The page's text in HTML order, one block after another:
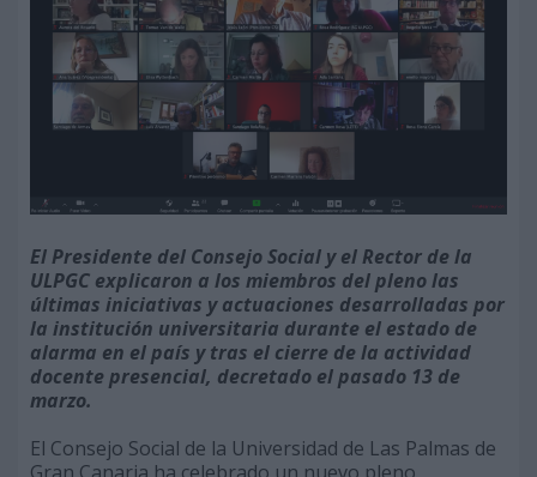
El Presidente del Consejo Social y el Rector de la
ULPGC explicaron a los miembros del pleno las
últimas iniciativas y actuaciones desarrolladas por
la institución universitaria durante el estado de
alarma en el país y tras el cierre de la actividad
docente presencial, decretado el pasado 13 de
marzo.
El Consejo Social de la Universidad de Las Palmas de